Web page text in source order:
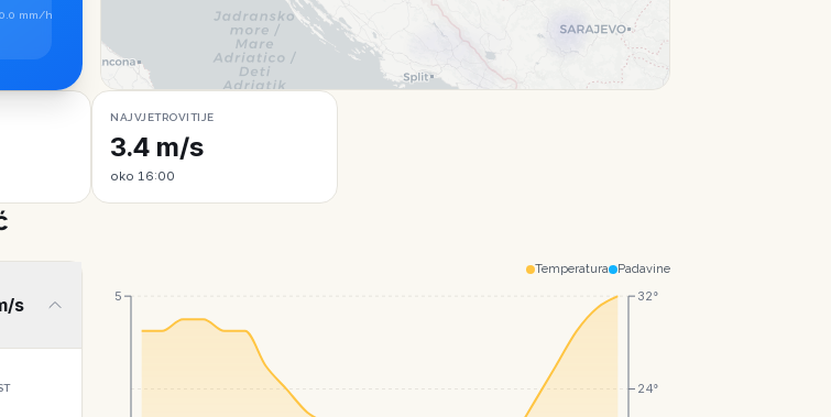
0.0 mm/h
NAJVJETROVITIJE
3.4 m/s
oko 16:00
s
Temperatura Padavine
24°
32°
5